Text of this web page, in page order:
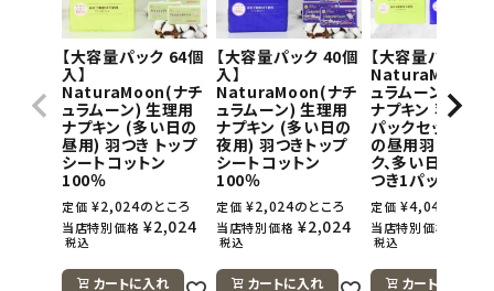
【大容量パック 64個
入】
NaturaMoon(ナチ
ュラムーン) 生理用
ナプキン (多い日の
昼用) 羽つき トップ
シートコットン
100％
定価 ¥2,024のところ
当店特別価格 ¥2,024
税込
カートに入れ
【大容量パック 40個
入】
NaturaMoon(ナチ
ュラムーン) 生理用
ナプキン (多い日の
夜用) 羽つきトップ
シートコットン
100％
定価 ¥2,024のところ
当店特別価格 ¥2,024
税込
カートに入れ
【大容量パック】
NaturaMoon(
ュラムーン) 生理
ナプキン 羽つき
パックセット(多
の昼用羽つき1パ
ク、多い日の夜
つき1パック)
定価 ¥4,048
当店特別価格
税込
カートに入れ